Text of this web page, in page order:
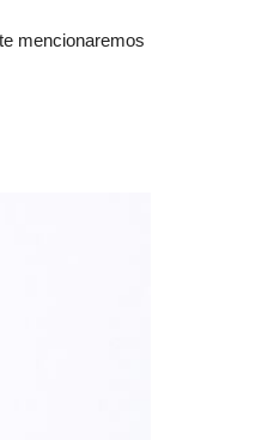
mencionaremos